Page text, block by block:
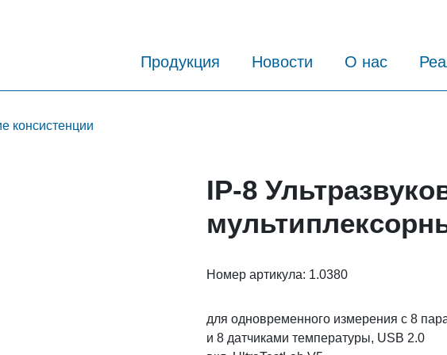
Продукция Новости О нас
консистенции
IP-8
Номер артикула: 1.0380
для одновременного измерения с 8
и 8 датчиками температуры, USB 2.0